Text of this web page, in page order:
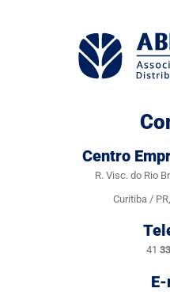
Centro
R. Visc. do Rio
Curitiba /
41